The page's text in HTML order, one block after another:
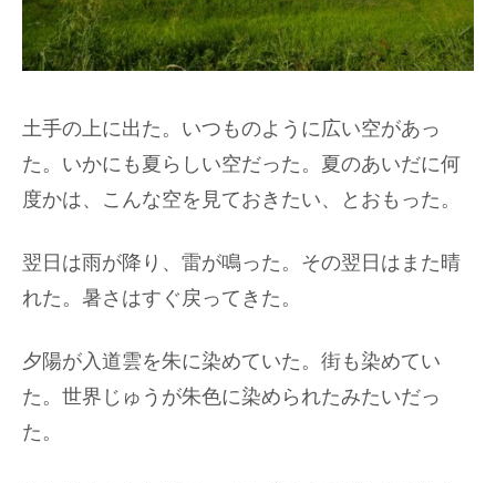
土手の上に出た。いつものように広い空があっ
た。いかにも夏らしい空だった。夏のあいだに何
度かは、こんな空を見ておきたい、とおもった。
翌日は雨が降り、雷が鳴った。その翌日はまた晴
れた。暑さはすぐ戻ってきた。
夕陽が入道雲を朱に染めていた。街も染めてい
た。世界じゅうが朱色に染められたみたいだっ
た。